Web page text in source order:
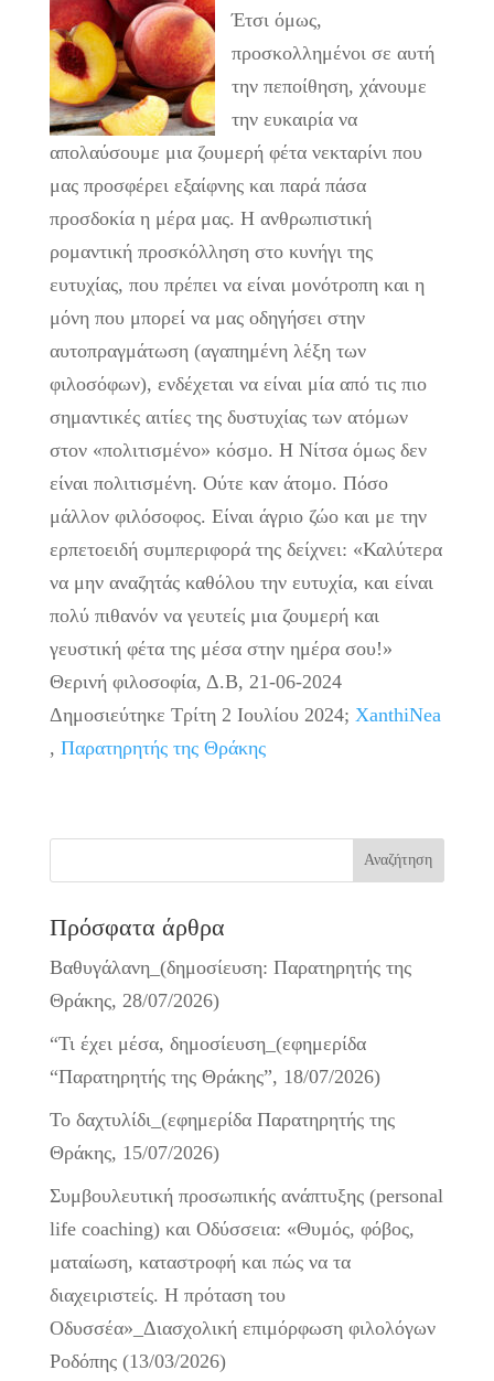
Έτσι όμως,
προσκολλημένοι σε αυτή
την πεποίθηση, χάνουμε
την ευκαιρία να
απολαύσουμε μια ζουμερή φέτα νεκταρίνι που
μας προσφέρει εξαίφνης και παρά πάσα
προσδοκία η μέρα μας. Η ανθρωπιστική
ρομαντική προσκόλληση στο κυνήγι της
ευτυχίας, που πρέπει να είναι μονότροπη και η
μόνη που μπορεί να μας οδηγήσει στην
αυτοπραγμάτωση (αγαπημένη λέξη των
φιλοσόφων), ενδέχεται να είναι μία από τις πιο
σημαντικές αιτίες της δυστυχίας των ατόμων
στον «πολιτισμένο» κόσμο. Η Νίτσα όμως δεν
είναι πολιτισμένη. Ούτε καν άτομο. Πόσο
μάλλον φιλόσοφος. Είναι άγριο ζώο και με την
ερπετοειδή συμπεριφορά της δείχνει: «Καλύτερα
να μην αναζητάς καθόλου την ευτυχία, και είναι
πολύ πιθανόν να γευτείς μια ζουμερή και
γευστική φέτα της μέσα στην ημέρα σου!»
Θερινή φιλοσοφία, Δ.Β, 21-06-2024
Δημοσιεύτηκε Τρίτη 2 Ιουλίου 2024; XanthiNea
, Παρατηρητής της Θράκης
Πρόσφατα άρθρα
Βαθυγάλανη_(δημοσίευση: Παρατηρητής της
Θράκης, 28/07/2026)
“Τι έχει μέσα, δημοσίευση_(εφημερίδα
“Παρατηρητής της Θράκης”, 18/07/2026)
Το δαχτυλίδι_(εφημερίδα Παρατηρητής της
Θράκης, 15/07/2026)
Συμβουλευτική προσωπικής ανάπτυξης (personal
life coaching) και Οδύσσεια: «Θυμός, φόβος,
ματαίωση, καταστροφή και πώς να τα
διαχειριστείς. Η πρόταση του
Οδυσσέα»_Διασχολική επιμόρφωση φιλολόγων
Ροδόπης (13/03/2026)